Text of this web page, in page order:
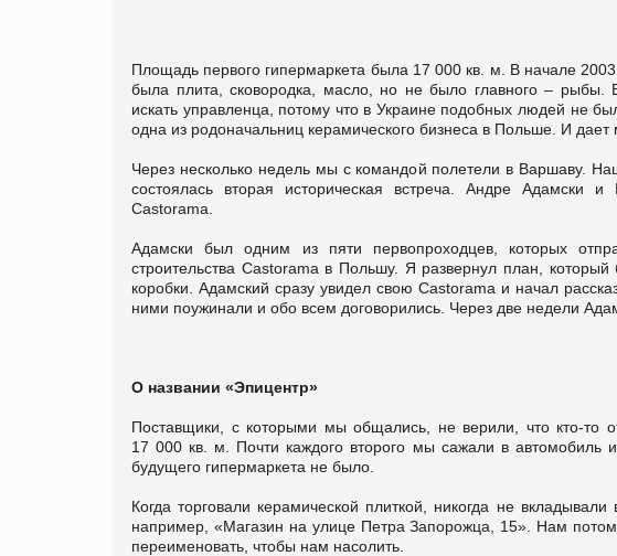
Площадь первого гипермаркета была 17 000 кв. м. В начале
была плита, сковородка, масло, но не было главного –
искать управленца, потому что в Украине подобных людей не
одна из родоначальниц керамического бизнеса в Польше. И
Через несколько недель мы с командой полетели в Варшаву.
состоялась вторая историческая встреча. Андре Адамски
Castorama.
Адамски был одним из пяти первопроходцев, которых
строительства Castorama в Польшу. Я развернул план,
коробки. Адамский сразу увидел свою Castorama и начал
ними поужинали и обо всем договорились. Через две недели
О названии «Эпицентр»
Поставщики, с которыми мы общались, не верили, что кто-то
17 000 кв. м. Почти каждого второго мы сажали в автомобиль
будущего гипермаркета не было.
Когда торговали керамической плиткой, никогда не
например, «Магазин на улице Петра Запорожца, 15». Нам
переименовать, чтобы нам насолить.